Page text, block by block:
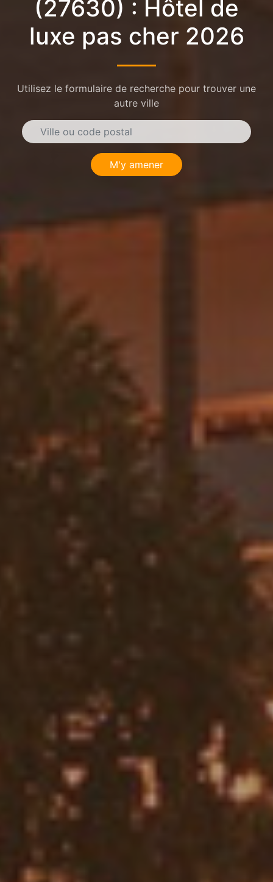
(27630) : Hôtel de
luxe pas cher 2026
Utilisez le formulaire de recherche pour trouver une
autre ville
M'y amener